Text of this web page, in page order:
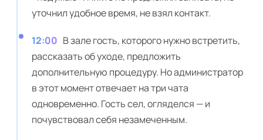
уточнил удобное время, не взял контакт.
12:00 В зале гость, которого нужно встретить,
рассказать об уходе, предложить
дополнительную процедуру. Но администратор
в этот момент отвечает на три чата
одновременно. Гость сел, огляделся — и
почувствовал себя незамеченным.